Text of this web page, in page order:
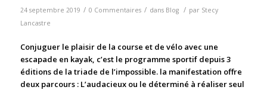
24 septembre 2019 / 0 Commentaires / dans Blog / par Stecy
Lancastre
Conjuguer le plaisir de la course et de vélo avec une
escapade en kayak, c’est le programme sportif depuis 3
éditions de la triade de l’impossible. la manifestation offre
deux parcours : L’audacieux ou le déterminé à réaliser seul